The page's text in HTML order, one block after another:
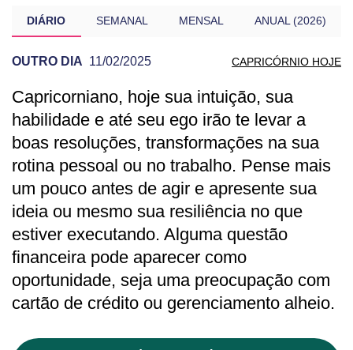
DIÁRIO SEMANAL MENSAL ANUAL (2026)
OUTRO DIA 11/02/2025 CAPRICÓRNIO HOJE
PREVISÃO DE CAPRICÓRNIO PARA
Capricorniano, hoje sua intuição, sua
habilidade e até seu ego irão te levar a
boas resoluções, transformações na sua
rotina pessoal ou no trabalho. Pense mais
um pouco antes de agir e apresente sua
ideia ou mesmo sua resiliência no que
estiver executando. Alguma questão
financeira pode aparecer como
oportunidade, seja uma preocupação com
cartão de crédito ou gerenciamento alheio.